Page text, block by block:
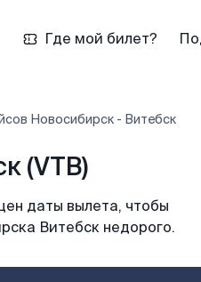
Где мой билет?
Новосибирск - Витебск
(VTB)
даты вылета, чтобы
Витебск недорого.